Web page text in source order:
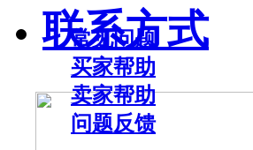
常见问题
买家帮助
卖家帮助
问题反馈
联系方式